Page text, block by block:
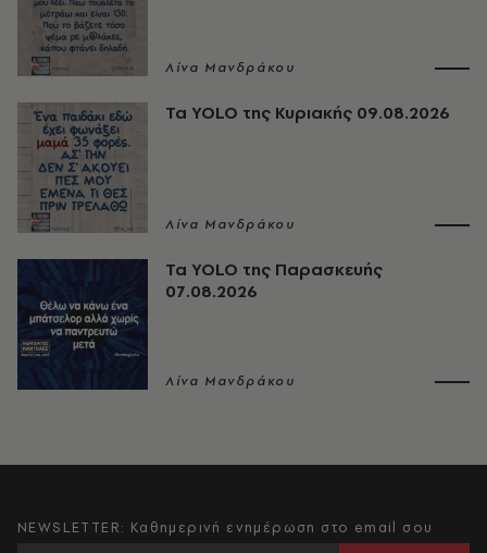
Λίνα Μανδράκου
Τα YOLO της Κυριακής 09.08.2026
Λίνα Μανδράκου
Τα YOLO της Παρασκευής
07.08.2026
Λίνα Μανδράκου
NEWSLETTER: Καθημερινή ενημέρωση στο email σου